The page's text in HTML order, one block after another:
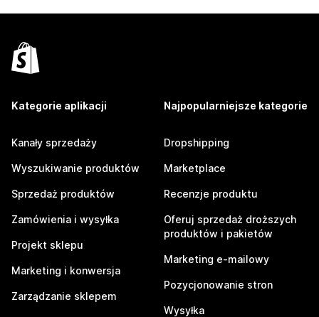
Kategorie aplikacji
Kanały sprzedaży
Wyszukiwanie produktów
Sprzedaż produktów
Zamówienia i wysyłka
Projekt sklepu
Marketing i konwersja
Zarządzanie sklepem
Najpopularniejsze kategorie
Dropshipping
Marketplace
Recenzje produktu
Oferuj sprzedaż droższych
produktów i pakietów
Marketing e-mailowy
Pozycjonowanie stron
Wysyłka